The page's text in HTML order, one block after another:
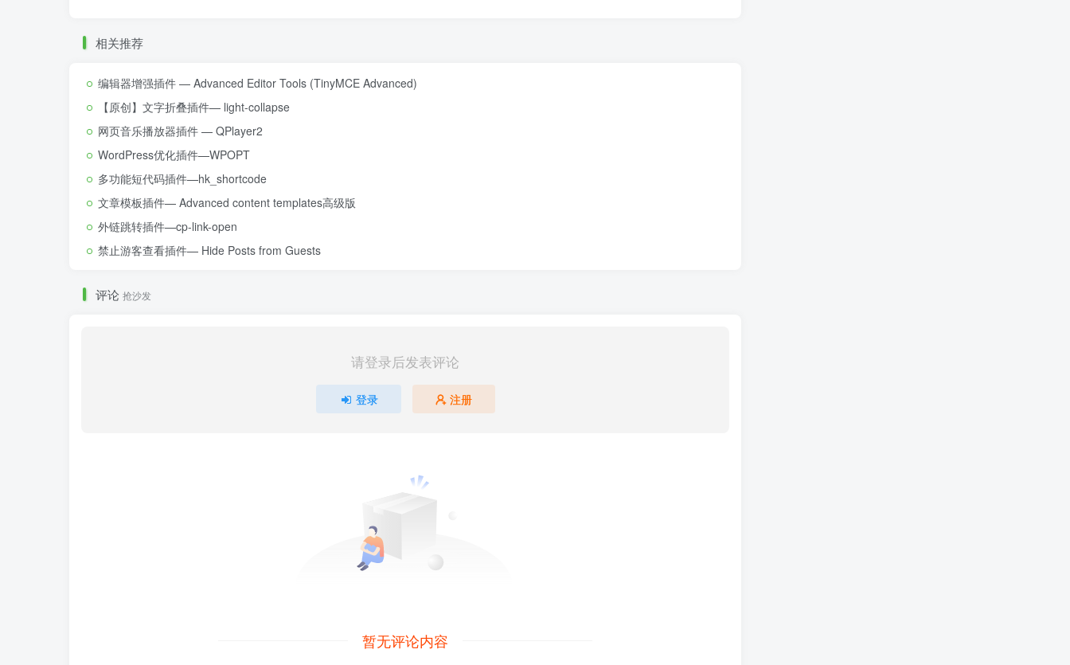
相关推荐
编辑器增强插件 — Advanced Editor Tools (TinyMCE Advanced)
【原创】文字折叠插件— light-collapse
网页音乐播放器插件 — QPlayer2
WordPress优化插件—WPOPT
多功能短代码插件—hk_shortcode
文章模板插件— Advanced content templates高级版
外链跳转插件—cp-link-open
禁止游客查看插件— Hide Posts from Guests
评论 抢沙发
请登录后发表评论
登录 注册
暂无评论内容